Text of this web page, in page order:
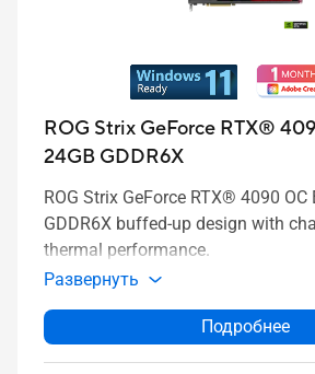
ROG Strix GeForce RTX®
24GB GDDR6X
ROG Strix GeForce RTX® 4090 OC
GDDR6X buffed-up design with
thermal performance.
Развернуть
Подробнее